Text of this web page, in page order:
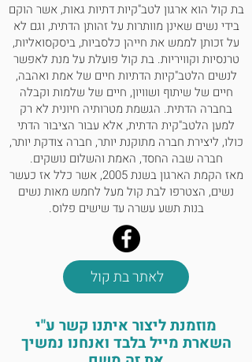
בת קול הוא ארגון לטב"קיות דתיות גאות, אשר הוקם
בידי נשים שאינן מוותרות על זהותן הדתית, וגם לא
על זכותן לממש את חייהן כלסביות, ביסקסואליות,
טרנסיות וקוויריות. בת קול פועלת על מנת לאפשר
לנשים הלטב"קיות הדתיות חיים של אמת ואהבה,
חיים של שיתוף ושוויון, חיים של שלמות וקבלה
בחברה הדתית. הגשמת מטרותיה חיונית לא רק
למען הלטב"קית הדתית, אלא עבור הציבור הדתי
כולו, ליצירת חברה מתוקנת יותר, חברה צודקת יותר,
חברה שבה החסד, האמת והשלום נושקים.
מאז הקמת הארגון בשנת 2005, אשר כלל אז כעשר
נשים, הצטרפו לבת קול מעל לחמש מאות נשים
בנות תשע עשרה עד שישים פלוס.
לאתר בת קול
מוזמנת ליצור איתנו קשר ע"י
השארת מייל בלבד ואנחנו נמשיך